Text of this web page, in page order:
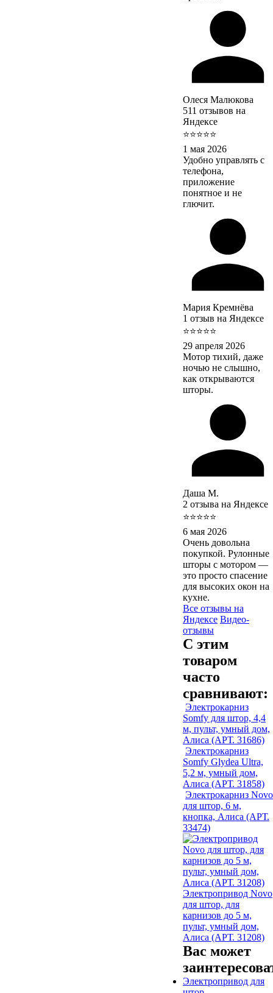
Олеся Малюкова
511 отзывов на
Яндексе
⭐⭐⭐⭐⭐
1 мая 2026
Удобно управлять с
телефона,
приложение
понятное и не
глючит.
Мария Кремнёва
1 отзыв на Яндексе
⭐⭐⭐⭐⭐
29 апреля 2026
Мотор тихий, даже
ночью не слышно,
как открываются
шторы.
Даша М.
2 отзыва на Яндексе
⭐⭐⭐⭐⭐
6 мая 2026
Очень довольна
покупкой. Рулонные
шторы с мотором —
это просто спасение
для высоких окон на
кухне.
Все отзывы на
Яндексе Видео-
отзывы
С этим
товаром
часто
сравнивают:
Электрокарниз
Somfy для штор, 4,4
м, пульт, умный дом,
Алиса (АРТ. 31686)
Электрокарниз
Somfy Glydea Ultra,
5,2 м, умный дом,
Алиса (АРТ. 31858)
Электрокарниз Novo
для штор, 6 м,
кнопка, Алиса (АРТ.
33474)
Электропривод Novo
для штор, для
карнизов до 5 м,
пульт, умный дом,
Алиса (АРТ. 31208)
Вас может
Электропривод для